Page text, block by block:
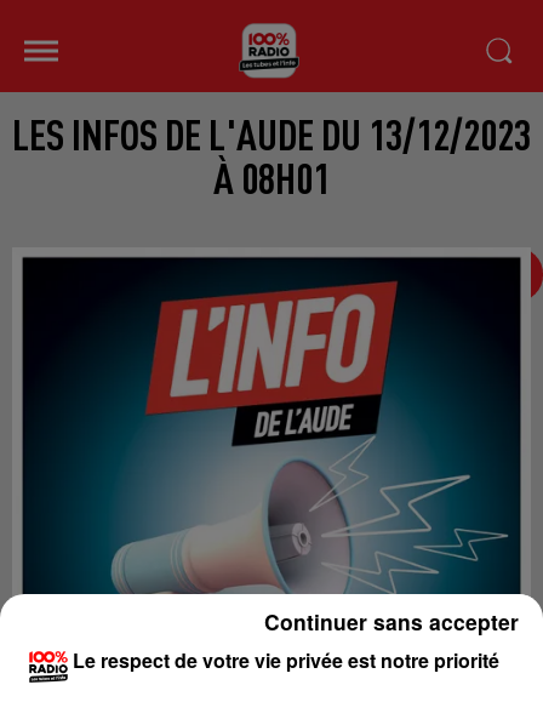
LES INFOS DE L'AUDE DU 13/12/2023
À 08H01
Le respect de votre vie privée est notre priorité
Continuer sans accepter